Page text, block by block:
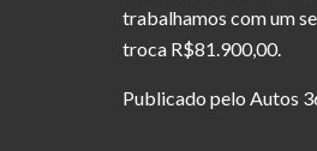
trabalhamos com um
troca R$81.900,00.
Publicado pelo Autos